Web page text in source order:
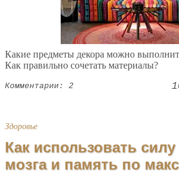
Какие предметы декора можно
Как правильно сочетать материалы?
Комментарии: 2
Здоровье
Как использовать силу
мозга и память по